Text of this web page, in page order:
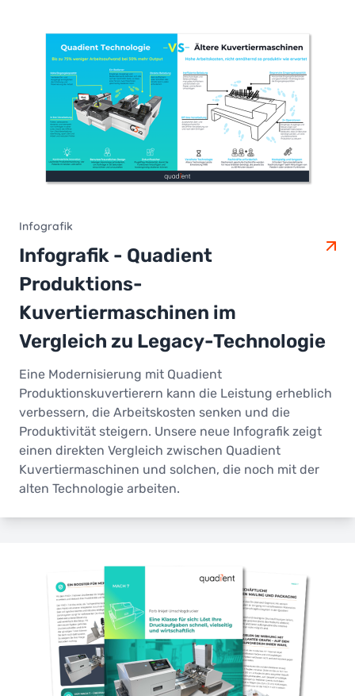
Infografik
Infografik - Quadient
Produktions-
Kuvertiermaschinen im
Vergleich zu Legacy-Technologie
Eine Modernisierung mit Quadient
Produktionskuvertierern kann die Leistung erheblich
verbessern, die Arbeitskosten senken und die
Produktivität steigern. Unsere neue Infografik zeigt
einen direkten Vergleich zwischen Quadient
Kuvertiermaschinen und solchen, die noch mit der
alten Technologie arbeiten.